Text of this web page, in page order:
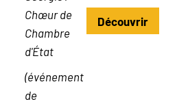
Chœur de
Chambre
d'État
(événement
de
Découvrir